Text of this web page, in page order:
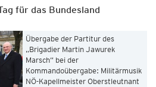
für das Bundesland
Übergabe der Partitur des
„Brigadier Martin Jawurek
Marsch“ bei der
Kommandoübergabe: Militärmusik
NÖ-Kapellmeister Oberstleutnant